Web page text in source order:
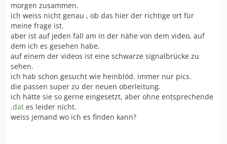
morgen zusammen.
ich weiss nicht genau , ob das hier der richtige ort für
meine frage ist.
aber ist auf jeden fall am in der nähe von dem video, auf
dem ich es gesehen habe.
auf einem der videos ist eine schwarze signalbrücke zu
sehen.
ich hab schon gesucht wie heinblöd. immer nur pics.
die passen super zu der neuen oberleitung.
ich hätte sie so gerne eingesetzt, aber ohne entsprechende
.dat es leider nicht.
weiss jemand wo ich es finden kann?